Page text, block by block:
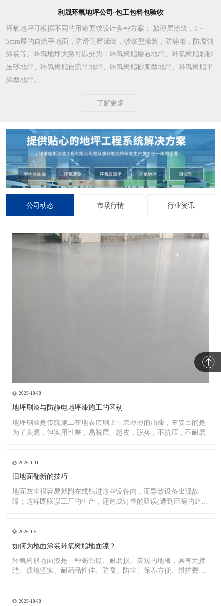
利晟环氧地坪公司·包工包料包验收
环氧地坪可根据不同的用途要求设计多种方案 ： 如薄层涂装，1－
5mm厚的自流平地面，防滑耐磨涂装，砂浆型涂装，防静电，防腐蚀
涂装等。环氧地坪大致可以分为：环氧树脂磨石地坪、环氧树脂彩砂
压砂地坪、环氧树脂自流平地坪、环氧树脂砂浆型地坪、环氧树脂平
涂型地坪。
了解更多
公司动态 市场行情 行业资讯
2025-10-30
地坪刷漆与防静电地坪漆施工的区别
地坪刷漆是传统施工在地表层刷上一层薄薄的油漆，主要目的是
为了美观，但实用性差，易脱层、起皮，脱落，不抗压，不耐磨
2026-1-11
旧地面翻新的技巧
地面灰尘很容易就附在或钻进这些设备内，而导致设备出现故
障；这样既联误工厂的生产，还造成订单的延误(遭到巨额的赔
2026-1-6
如何为地面涂装环氧树脂地面漆？
环氧树脂地面漆是一种高强度、耐磨损、美观的地板，具有无接
缝、质地坚实、耐药品性佳、防腐、防尘、保养方便、维护费用
2025-10-30